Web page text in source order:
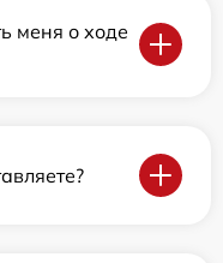
меня о ходе